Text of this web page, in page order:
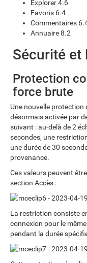
Explorer 4.6
Favoris 6.4
Commentaires
Annuaire 8.2
Sécurité et
Protection
force brute
Une nouvelle
désormais activée par
suivant : au-delà de 2
secondes, une
une durée de 30
provenance.
Ces valeurs peuvent
section Accès :
La restriction consiste
connexion pour le
pendant la durée